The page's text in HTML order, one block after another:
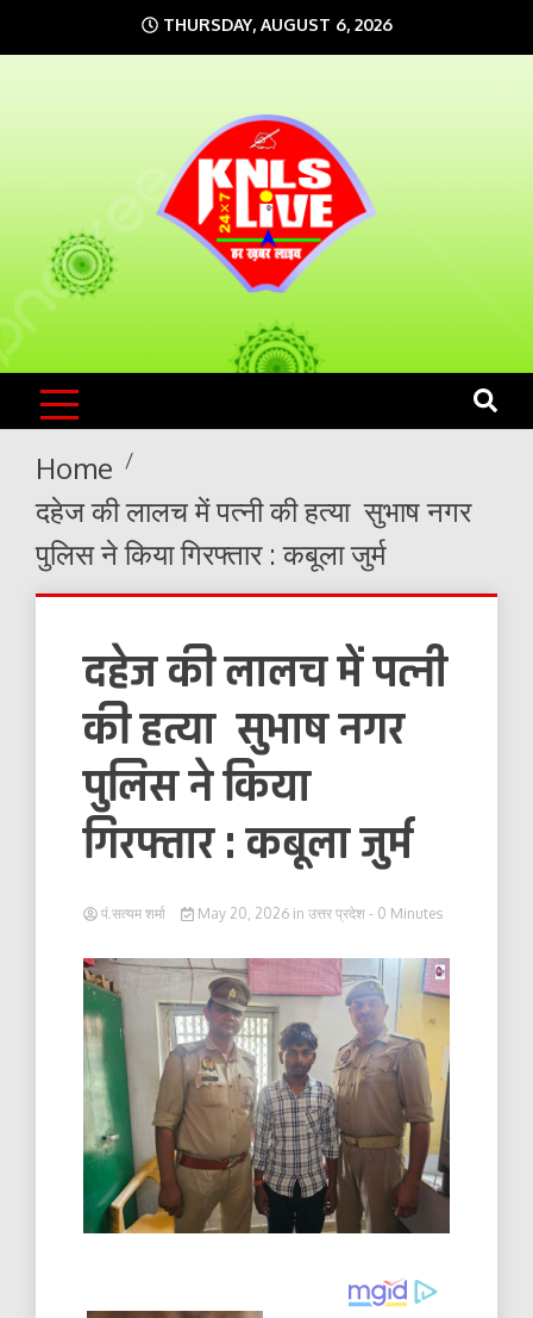
to
THURSDAY, AUGUST 6, 2026
KNLS LIVE
India`s No.1 News Portal
Home
दहेज की लालच में पत्नी की हत्या सुभाष नगर
पुलिस ने किया गिरफ्तार : कबूला जुर्म
दहेज की लालच में पत्नी
की हत्या सुभाष नगर
पुलिस ने किया
गिरफ्तार : कबूला जुर्म
पं.सत्यम शर्मा May 20, 2026 in उत्तर प्रदेश - 0 Minutes